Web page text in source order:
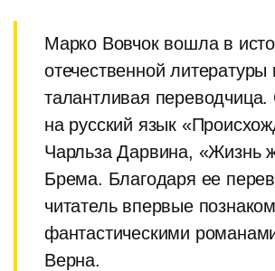
Марко Вовчок вошла в
отечественной литературы
талантливая
на русский язык
Чарльза Дарвина, «Жизнь
Брема. Благодаря ее
читатель впервые
фантастическими
Верна.